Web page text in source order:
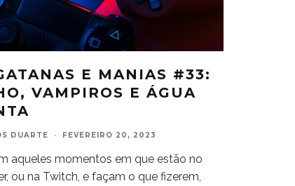
E MANIAS #33:
VAMPIROS E ÁGUA
DUARTE · FEVEREIRO 20, 2023
aqueles momentos em que estão no
ou na Twitch, e façam o que fizerem,